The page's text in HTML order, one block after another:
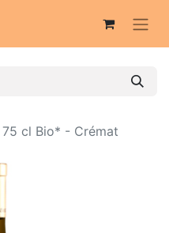
75 cl Bio* - Crémat